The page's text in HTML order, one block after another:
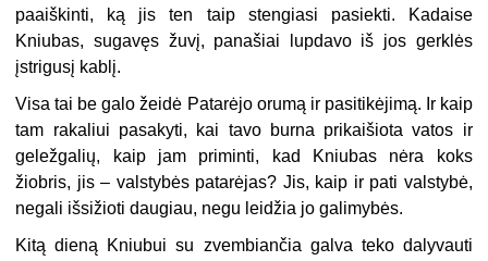
paaiškinti, ką jis ten taip stengiasi pasiekti. Kadaise
Kniubas, sugavęs žuvį, panašiai lupdavo iš jos gerklės
įstrigusį kablį.
Visa tai be galo žeidė Patarėjo orumą ir pasitikėjimą. Ir kaip
tam rakaliui pasakyti, kai tavo burna prikaišiota vatos ir
geležgalių, kaip jam priminti, kad Kniubas nėra koks
žiobris, jis – valstybės patarėjas? Jis, kaip ir pati valstybė,
negali išsižioti daugiau, negu leidžia jo galimybės.
Kitą dieną Kniubui su zvembiančia galva teko dalyvauti